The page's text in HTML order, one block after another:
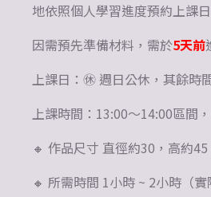
地依照個人學習進度預約上課
因需預先準備材料，需於5天前
上課日：㊡ 週日公休，其餘時
上課時間：13:00～14:00區間
🔸 作品尺寸 直徑約30，高約
🔸 所需時間 1小時 ~ 2小時（實